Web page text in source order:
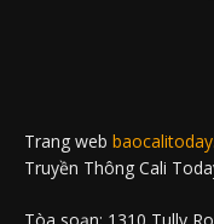
Trang web
Truyền Thông Cali